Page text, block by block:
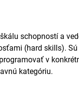
ktorý napísali iní
s obzvlášť podrobnou
tvorbu webových
schopností a
(hard skills).
v
kategóriu.